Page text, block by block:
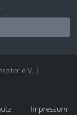
e.V. |
Impressum